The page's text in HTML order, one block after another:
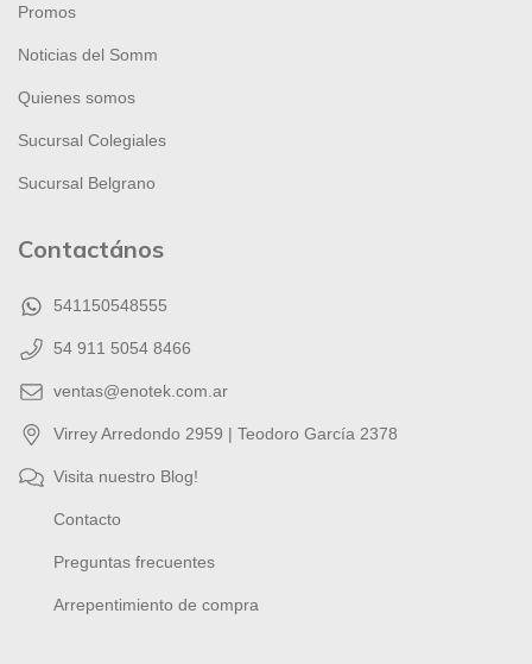
Promos
Noticias del Somm
Quienes somos
Sucursal Colegiales
Sucursal Belgrano
Contactános
541150548555
54 911 5054 8466
ventas@enotek.com.ar
Virrey Arredondo 2959 | Teodoro García 2378
Visita nuestro Blog!
Contacto
Preguntas frecuentes
Arrepentimiento de compra